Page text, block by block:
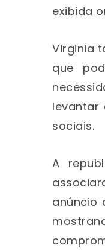
exibida
Virginia
que
levantar
sociais.
A
anúncio